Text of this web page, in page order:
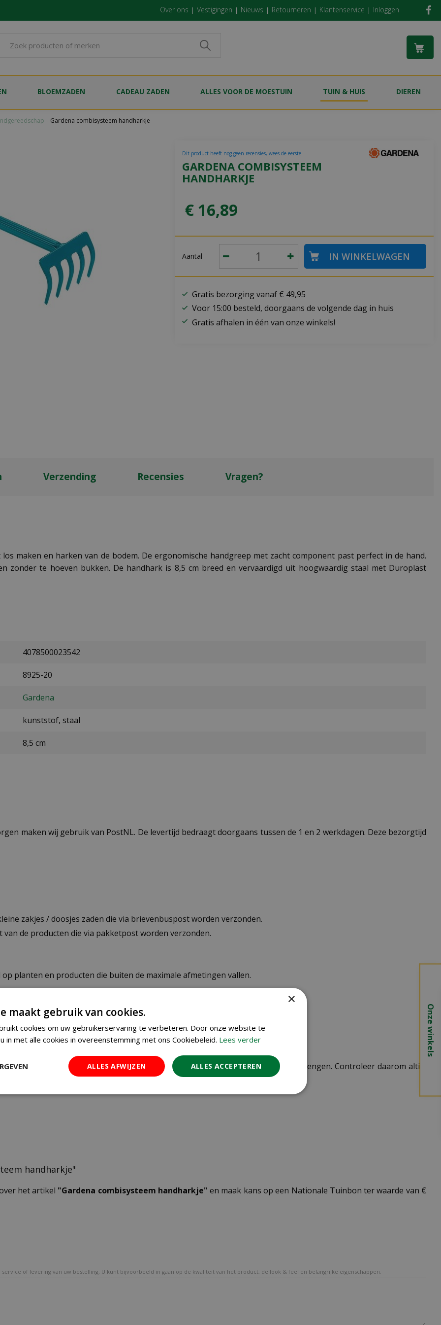
Gardena combisysteem handharkje
Over ons Vestigingen Nieuws Retourneren Klantenservice Inloggen
BLOEMZADEN CADEAU ZADEN ALLES VOOR DE MOESTUIN TUIN & HUIS DIEREN
GARDENA COMBISYSTEEM
HANDHARKJE
Dit product heeft nog geen recensies, wees de eerste
€ 16,89
Aantal
Gratis bezorging vanaf € 49,95
Voor 15:00 besteld, doorgaans de volgende dag in huis
Gratis afhalen in één van onze winkels!
Verzending Recensies Vragen?
maken en harken van de bodem. De ergonomische handgreep met zacht component past perfect in de hand.
zonder te hoeven bukken. De handhark is 8,5 cm breed en vervaardigd uit hoogwaardig staal met Duroplast
4078500023542
8925-20
Gardena
kunststof, staal
8,5 cm
maken wij gebruik van PostNL. De levertijd bedraagt doorgaans tussen de 1 en 2 werkdagen. Deze bezorgtijd
zakjes / doosjes zaden die via brievenbuspost worden verzonden.
de producten die via pakketpost worden verzonden.
planten en producten die buiten de maximale afmetingen vallen.
berekend.
de verzendkosten.
afleveradres invult, zijn wij genoodzaakt extra kosten in rekening te brengen. Controleer daarom altijd
handharkje"
het artikel "Gardena combisysteem handharkje" en maak kans op een Nationale Tuinbon ter waarde van €
of levering van uw bestelling. U kunt bijvoorbeeld in gaan op de kwaliteit van het product, de look & feel en belangrijke eigenschappen.
Onze winkels
×
maakt gebruik van cookies.
cookies om uw gebruikerservaring te verbeteren. Door onze website te
in met alle cookies in overeenstemming met ons Cookiebeleid. Lees verder
ALLES ACCEPTEREN
ALLES AFWIJZEN